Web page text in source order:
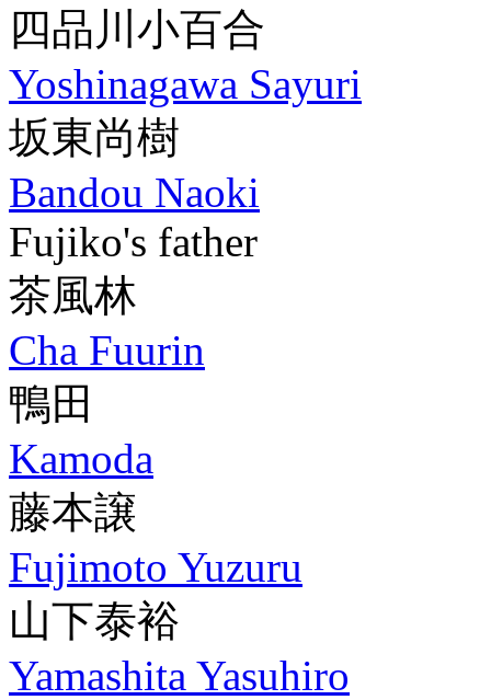
四品川小百合
Yoshinagawa Sayuri
坂東尚樹
Bandou Naoki
Fujiko's father
茶風林
Cha Fuurin
鴨田
Kamoda
藤本譲
Fujimoto Yuzuru
山下泰裕
Yamashita Yasuhiro